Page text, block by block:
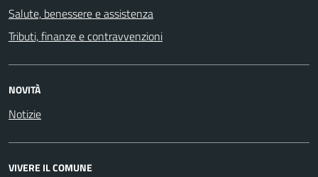
Salute, benessere e assistenza
Tributi, finanze e contravvenzioni
NOVITÀ
Notizie
VIVERE IL COMUNE